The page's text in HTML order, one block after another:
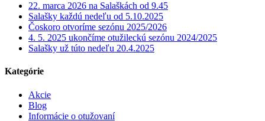
22. marca 2026 na Salaškách od 9.45
Salašky každú nedeľu od 5.10.2025
Čoskoro otvoríme sezónu 2025/2026
4. 5. 2025 ukončíme otužileckú sezónu 2024/2025
Salašky už túto nedeľu 20.4.2025
Kategórie
Akcie
Blog
Informácie o otužovaní